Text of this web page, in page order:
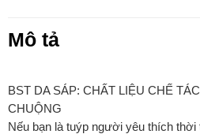
Mô tả
BST DA SÁP: CHẤT LIỆU CHẾ
CHUỘNG
Nếu bạn là tuýp người yêu thích thời